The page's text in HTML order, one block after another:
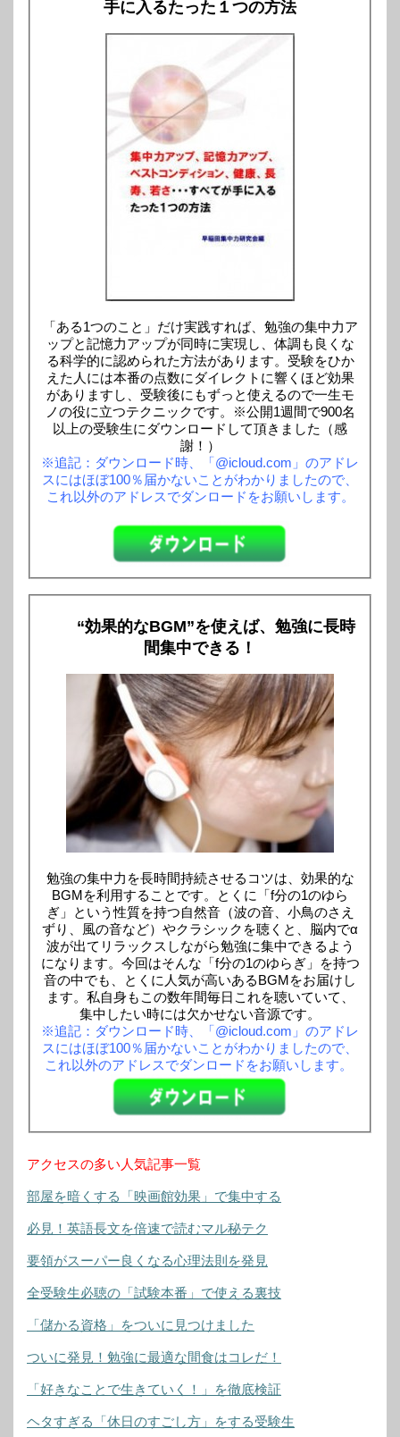
手に入るたった１つの方法
「ある1つのこと」だけ実践すれば、勉強の集中力ア
ップと記憶力アップが同時に実現し、体調も良くな
る科学的に認められた方法があります。受験をひか
えた人には本番の点数にダイレクトに響くほど効果
がありますし、受験後にもずっと使えるので一生モ
ノの役に立つテクニックです。※公開1週間で900名
以上の受験生にダウンロードして頂きました（感
謝！）
※追記：ダウンロード時、「@icloud.com」のアドレ
スにはほぼ100％届かないことがわかりましたので、
これ以外のアドレスでダンロードをお願いします。
“効果的なBGM”を使えば、勉強に長時
間集中できる！
勉強の集中力を長時間持続させるコツは、効果的な
BGMを利用することです。とくに「f分の1のゆら
ぎ」という性質を持つ自然音（波の音、小鳥のさえ
ずり、風の音など）やクラシックを聴くと、脳内でα
波が出てリラックスしながら勉強に集中できるよう
になります。今回はそんな「f分の1のゆらぎ」を持つ
音の中でも、とくに人気が高いあるBGMをお届けし
ます。私自身もこの数年間毎日これを聴いていて、
集中したい時には欠かせない音源です。
※追記：ダウンロード時、「@icloud.com」のアドレ
スにはほぼ100％届かないことがわかりましたので、
これ以外のアドレスでダンロードをお願いします。
アクセスの多い人気記事一覧
部屋を暗くする「映画館効果」で集中する
必見！英語長文を倍速で読むマル秘テク
要領がスーパー良くなる心理法則を発見
全受験生必聴の「試験本番」で使える裏技
「儲かる資格」をついに見つけました
ついに発見！勉強に最適な間食はコレだ！
「好きなことで生きていく！」を徹底検証
ヘタすぎる「休日のすごし方」をする受験生